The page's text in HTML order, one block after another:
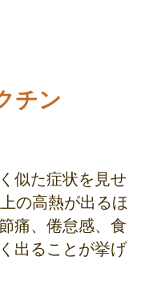
チン
似た症状を見せ
の高熱が出るほ
痛、倦怠感、食
出ることが挙げ